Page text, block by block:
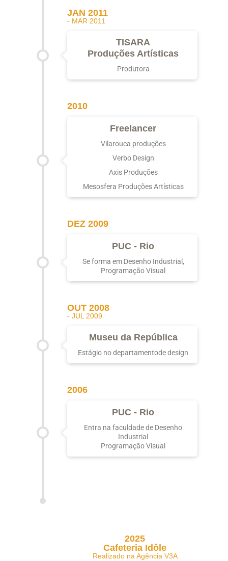
JAN 2011
- MAR 2011
TISARA
Produções Artísticas
Produtora
2010
Freelancer
Vilarouca produções
Verbo Design
Axis Produções
Mesosfera Produções Artísticas
DEZ 2009
PUC - Rio
Se forma em Desenho Industrial,
Programação Visual
OUT 2008
- JUL 2009
Museu da República
Estágio no departamentode design
2006
PUC - Rio
Entra na faculdade de Desenho
Industrial
Programação Visual
2025
Cafeteria Idôle
Realizado na Agência V3A